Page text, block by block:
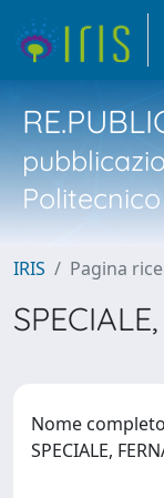
IRIS Pagina
Nome completo
SPECIALE,